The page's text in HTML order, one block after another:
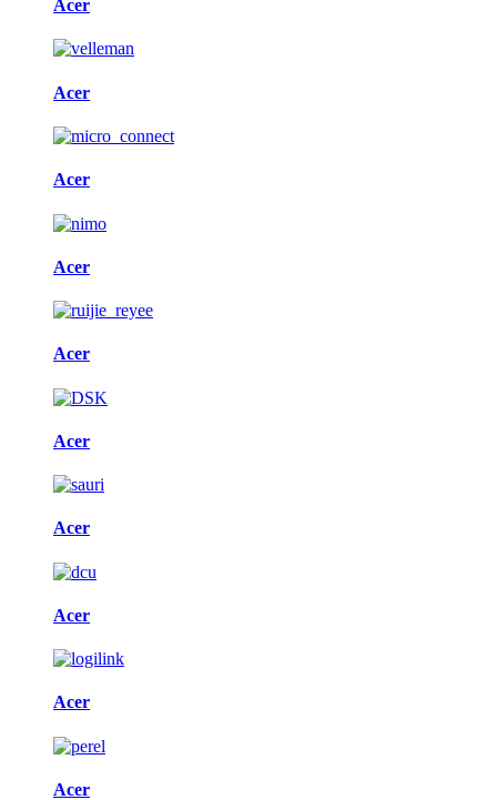
Acer
Acer
Acer
Acer
Acer
Acer
Acer
Acer
Acer
Acer